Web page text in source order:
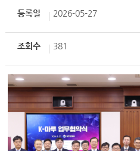
등록일 2026-05-27
조회수 381